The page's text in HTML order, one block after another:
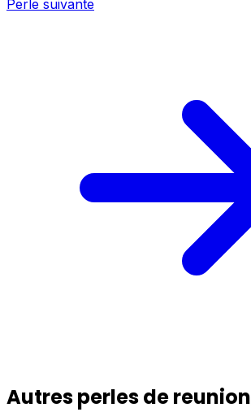
Perle suivante
Autres perles de reunion